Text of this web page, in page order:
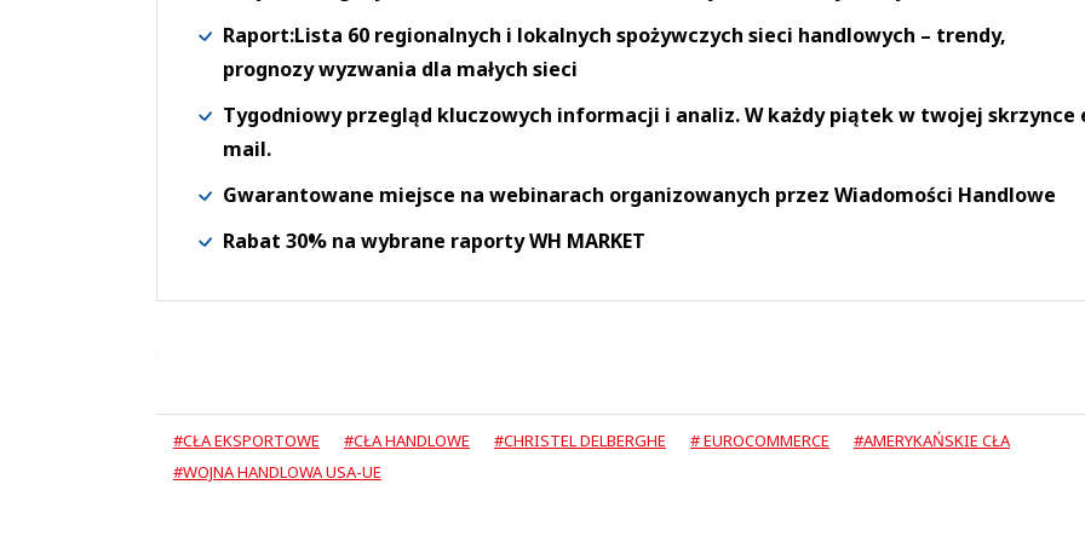
Raport:Lista 60 regionalnych i lokalnych spożywczych sieci handlowych – trendy,
prognozy wyzwania dla małych sieci
Tygodniowy przegląd kluczowych informacji i analiz. W każdy piątek w twojej skrzynce
mail.
Gwarantowane miejsce na webinarach organizowanych przez Wiadomości Handlowe
Rabat 30% na wybrane raporty WH MARKET
#CŁA EKSPORTOWE #CŁA HANDLOWE #CHRISTEL DELBERGHE # EUROCOMMERCE
#AMERYKAŃSKIE CŁA
#WOJNA HANDLOWA USA-UE